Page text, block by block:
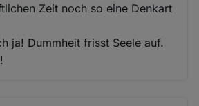
Zeit noch so eine Denkart
ja! Dummheit frisst Seele auf.